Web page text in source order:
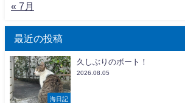
« 7月
最近の投稿
海日記
久しぶりのボート！
2026.08.05